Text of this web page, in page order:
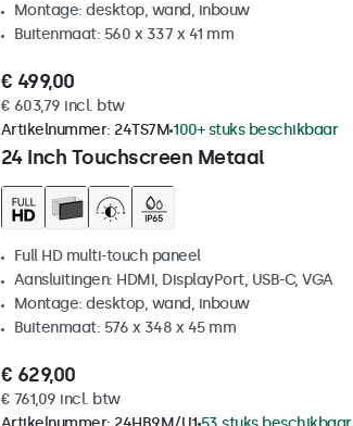
Montage: desktop, wand, inbouw
Buitenmaat: 560 x 337 x 41 mm
€ 499,00
€ 603,79 incl. btw
24 Inch Touchscreen Metaal
Artikelnummer: 24TS7M 100+ stuks beschikbaar
Full HD multi-touch paneel
Aansluitingen: HDMI, DisplayPort, USB-C, VGA
Montage: desktop, wand, inbouw
Buitenmaat: 576 x 348 x 45 mm
€ 629,00
€ 761,09 incl. btw